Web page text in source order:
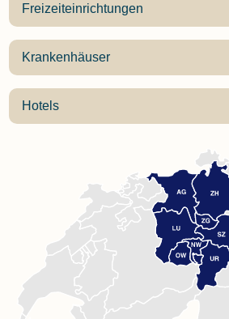
Freizeiteinrichtungen
Krankenhäuser
Hotels